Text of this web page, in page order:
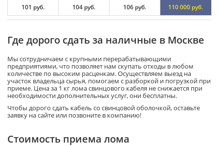
101 руб. 104 руб. 106 руб. 110 000 руб.
Где дорого сдать за наличные в Москве
Мы сотрудничаем с крупными перерабатывающими
предприятиями, что позволяет нам скупать отходы в любом
количестве по высоким расценкам. Осуществляем выезд на
участок владельца сырья, помогаем с разборкой и погрузкой при
приеме. Цена за 1 кг лома свинцового кабеля не снижается при
необходимости дополнительных услуг, они бесплатны.
Чтобы дорого сдать кабель со свинцовой оболочкой, оставьте
заявку на сайте или позвоните в компанию!
Cтоимость приема лома